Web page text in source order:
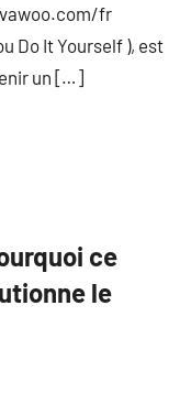
fr
Do It Yourself ), est
un […]
ce
le